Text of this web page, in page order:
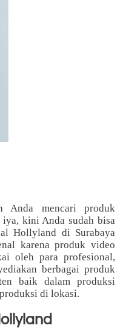
Anda mencari produk
kini Anda sudah bisa
Hollyland di Surabaya
karena produk video
oleh para profesional,
berbagai produk
baik dalam produksi
di lokasi.